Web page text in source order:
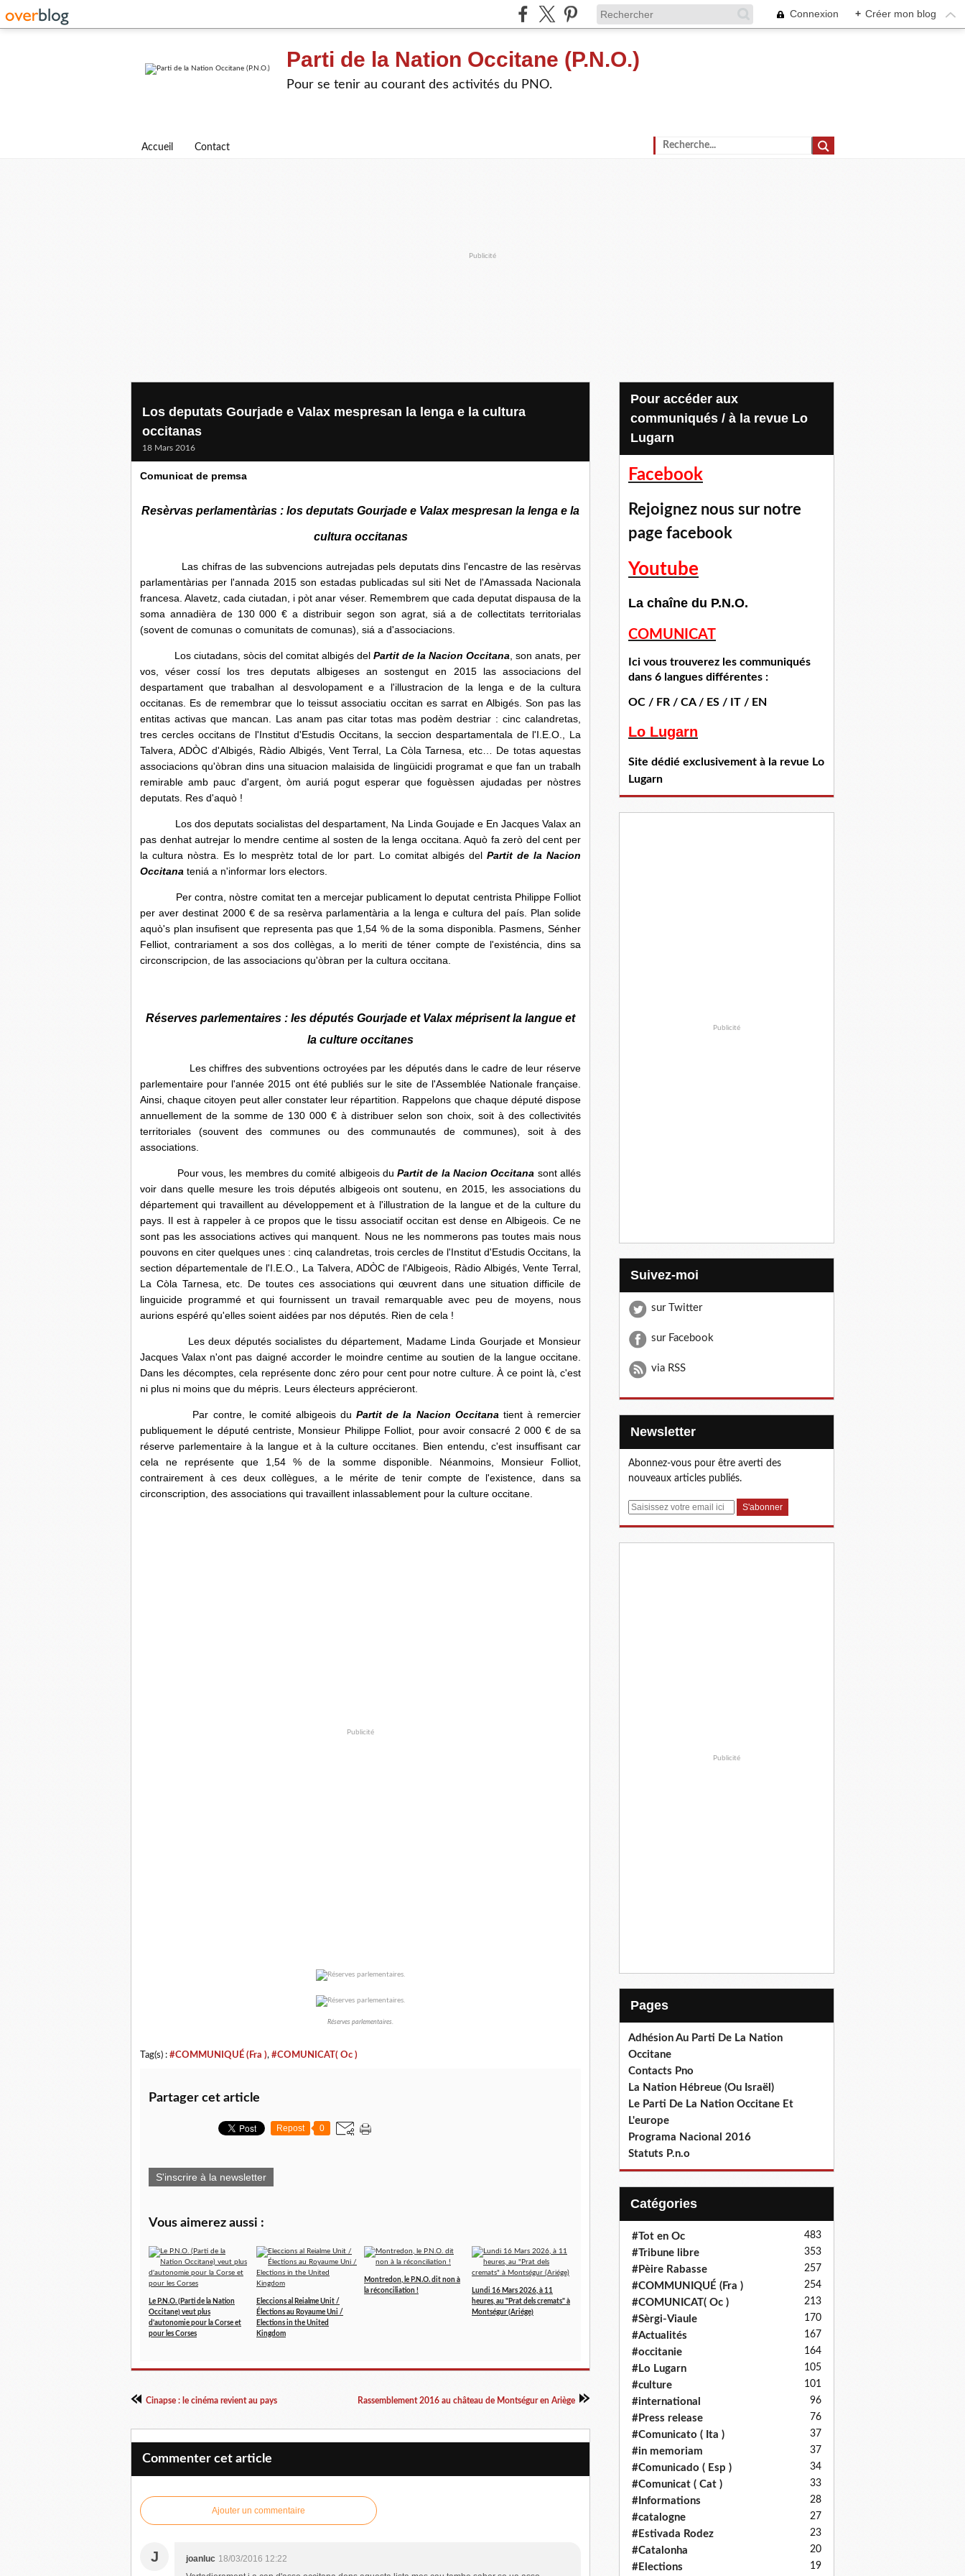
Connexion + Créer mon blog
Parti de la Nation Occitane (P.N.O.)
Pour se tenir au courant des activités du PNO.
Accueil Contact
Publicité
Los deputats Gourjade e Valax mespresan la lenga e la cultura
occitanas
18 Mars 2016
Comunicat de premsa
Resèrvas perlamentàrias : los deputats Gourjade e Valax mespresan la lenga e la
cultura occitanas
Las chifras de las subvencions autrejadas pels deputats dins l'encastre de las resèrvas
parlamentàrias per l'annada 2015 son estadas publicadas sul siti Net de l'Amassada Nacionala
francesa. Alavetz, cada ciutadan, i pòt anar véser. Remembrem que cada deputat dispausa de la
soma annadièra de 130 000 € a distribuir segon son agrat, siá a de collectitats territorialas
(sovent de comunas o comunitats de comunas), siá a d'associacions.
Los ciutadans, sòcis del comitat albigés del Partit de la Nacion Occitana , son anats, per
vos, véser cossí los tres deputats albigeses an sostengut en 2015 las associacions del
despartament que trabalhan al desvolopament e a l'illustracion de la lenga e de la cultura
occitanas. Es de remembrar que lo teissut associatiu occitan es sarrat en Albigés. Son pas las
entitas activas que mancan. Las anam pas citar totas mas podèm destriar : cinc calandretas,
tres cercles occitans de l'Institut d'Estudis Occitans, la seccion despartamentala de l'I.E.O., La
Talvera, ADÒC d'Albigés, Ràdio Albigés, Vent Terral, La Còla Tarnesa, etc… De totas aquestas
associacions qu'òbran dins una situacion malaisida de lingüicidi programat e que fan un trabalh
remirable amb pauc d'argent, òm auriá pogut esperar que foguèssen ajudadas per nòstres
deputats. Res d'aquò !
Los dos deputats socialistas del despartament, Na Linda Goujade e En Jacques Valax an
pas denhat autrejar lo mendre centime al sosten de la lenga occitana. Aquò fa zerò del cent per
la cultura nòstra. Es lo mesprètz total de lor part. Lo comitat albigés del Partit de la Nacion
Occitana teniá a n'informar lors electors.
Per contra, nòstre comitat ten a mercejar publicament lo deputat centrista Philippe Folliot
per aver destinat 2000 € de sa resèrva parlamentària a la lenga e cultura del país. Plan solide
aquò's plan insufisent que representa pas que 1,54 % de la soma disponibla. Pasmens, Sénher
Felliot, contrariament a sos dos collègas, a lo meriti de téner compte de l'existéncia, dins sa
circonscripcion, de las associacions qu'òbran per la cultura occitana.
Réserves parlementaires : les députés Gourjade et Valax méprisent la langue et
la culture occitanes
Les chiffres des subventions octroyées par les députés dans le cadre de leur réserve
parlementaire pour l'année 2015 ont été publiés sur le site de l'Assemblée Nationale française.
Ainsi, chaque citoyen peut aller constater leur répartition. Rappelons que chaque député dispose
annuellement de la somme de 130 000 € à distribuer selon son choix, soit à des collectivités
territoriales (souvent des communes ou des communautés de communes), soit à des
associations.
Pour vous, les membres du comité albigeois duPartit de la Nacion Occitana sont allés
voir dans quelle mesure les trois députés albigeois ont soutenu, en 2015, les associations du
département qui travaillent au développement et à l'illustration de la langue et de la culture du
pays. Il est à rappeler à ce propos que le tissu associatif occitan est dense en Albigeois. Ce ne
sont pas les associations actives qui manquent. Nous ne les nommerons pas toutes mais nous
pouvons en citer quelques unes : cinq calandretas, trois cercles de l'Institut d'Estudis Occitans, la
section départementale de l'I.E.O., La Talvera, ADÒC de l'Albigeois, Ràdio Albigés, Vente Terral,
La Còla Tarnesa, etc. De toutes ces associations qui œuvrent dans une situation difficile de
linguicide programmé et qui fournissent un travail remarquable avec peu de moyens, nous
aurions espéré qu'elles soient aidées par nos députés. Rien de cela !
Les deux députés socialistes du département, Madame Linda Gourjade et Monsieur
Jacques Valax n'ont pas daigné accorder le moindre centime au soutien de la langue occitane.
Dans les décomptes, cela représente donc zéro pour cent pour notre culture. À ce point là, c'est
ni plus ni moins que du mépris. Leurs électeurs apprécieront.
Par contre, le comité albigeois duPartit de la Nacion Occitanatient à remercier
publiquement le député centriste, Monsieur Philippe Folliot, pour avoir consacré 2 000 € de sa
réserve parlementaire à la langue et à la culture occitanes. Bien entendu, c'est insuffisant car
cela ne représente que 1,54 % de la somme disponible. Néanmoins, Monsieur Folliot,
contrairement à ces deux collègues, a le mérite de tenir compte de l'existence, dans sa
circonscription, des associations qui travaillent inlassablement pour la culture occitane.
Publicité
Réserves parlementaires.
Tag(s) : #COMMUNIQUÉ (Fra ), #COMUNICAT( Oc )
Partager cet article
Repost 0
S'inscrire à la newsletter
Vous aimerez aussi :
Le P.N.O. (Parti de la Nation
Occitane) veut plus
d'autonomie pour la Corse et
pour les Corses
Eleccions al Reialme Unit /
Élections au Royaume Uni /
Elections in the United
Kingdom
Montredon, le P.N.O. dit non à
la réconciliation !
Lundi 16 Mars 2026, à 11
heures, au "Prat dels cremats" à
Montségur (Ariége)
Cinapse : le cinéma revient au pays Rassemblement 2016 au château de Montségur en Ariège
Commenter cet article
Ajouter un commentaire
J joanluc 18/03/2016 12:22
Pour accéder aux
communiqués / à la revue Lo
Lugarn
Facebook
Rejoignez nous sur notre
page facebook
Youtube
La chaîne du P.N.O.
COMUNICAT
Ici vous trouverez les communiqués
dans 6 langues différentes :
OC / FR / CA / ES / IT / EN
Lo Lugarn
Site dédié exclusivement à la revue Lo
Lugarn
Publicité
Suivez-moi
sur Twitter
sur Facebook
via RSS
Newsletter
Abonnez-vous pour être averti des
nouveaux articles publiés.
E
Publicité
Pages
Adhésion Au Parti De La Nation
Occitane
Contacts Pno
La Nation Hébreue (Ou Israël)
Le Parti De La Nation Occitane Et
L'europe
Programa Nacional 2016
Statuts P.n.o
Catégories
#Tot en Oc 483
#Tribune libre 353
#Pèire Rabasse 257
#COMMUNIQUÉ (Fra ) 254
#COMUNICAT( Oc ) 213
#Sèrgi-Viaule 170
#Actualités 167
#occitanie 164
#Lo Lugarn 105
#culture 101
#international 96
#Press release 76
#Comunicato ( Ita ) 37
#in memoriam 37
#Comunicado ( Esp ) 34
#Comunicat ( Cat ) 33
#Informations 28
#catalogne 27
#Estivada Rodez 23
#Catalonha 20
#Elections 19